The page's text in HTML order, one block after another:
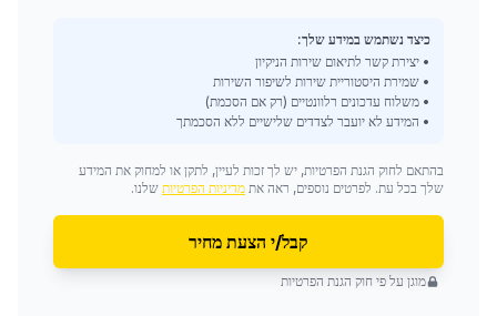
כיצד נשתמש במידע שלך:
• יצירת קשר לתיאום שירות הניקיון
• שמירת היסטוריית שירות לשיפור השירות
• משלוח עדכונים רלוונטיים (רק אם הסכמת)
• המידע לא יועבר לצדדים שלישיים ללא הסכמתך
בהתאם לחוק הגנת הפרטיות, יש לך זכות לעיין, לתקן או למחוק את המידע
שלך בכל עת. לפרטים נוספים, ראה את מדיניות הפרטיות שלנו.
קבל/י הצעת מחיר
מוגן על פי חוק הגנת הפרטיות